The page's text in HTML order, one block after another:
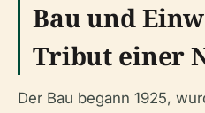
Bau und
Tribut einer
Der Bau begann 1925,